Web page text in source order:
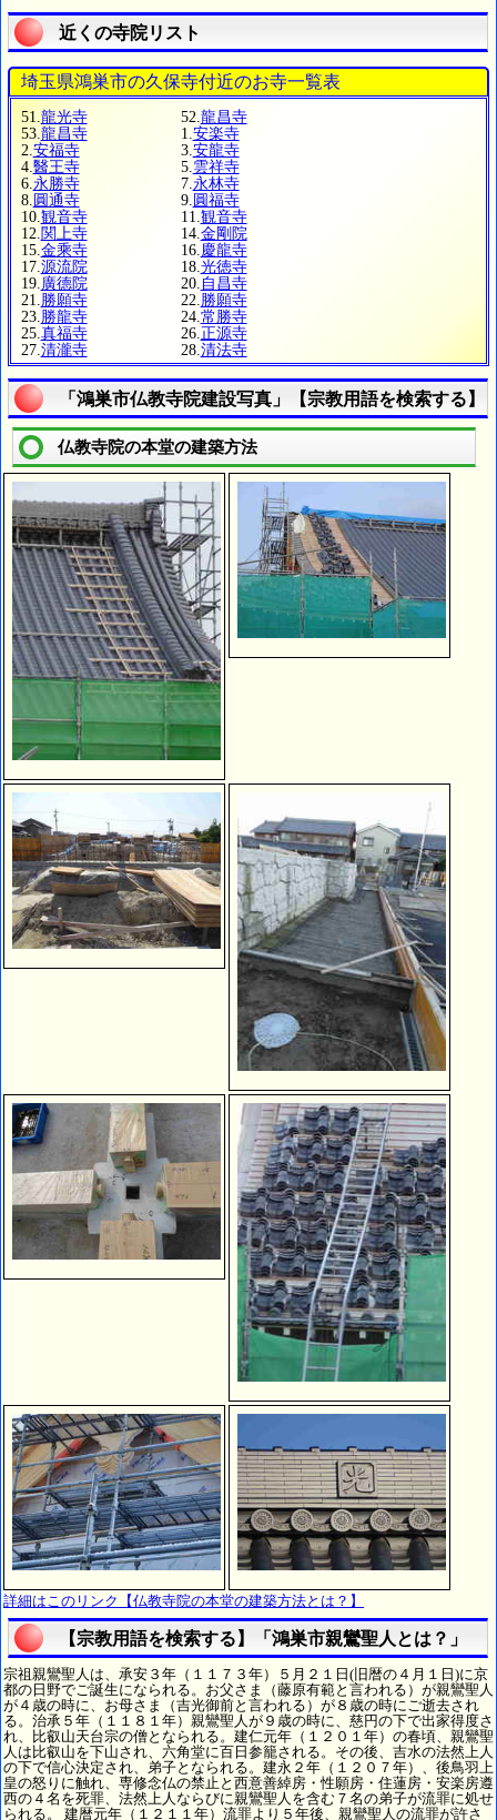
近くの寺院リスト
埼玉県鴻巣市の久保寺付近のお寺一覧表
51. 龍光寺 52. 龍昌寺
53. 龍昌寺 1. 安楽寺
2. 安福寺 3. 安龍寺
4. 醫王寺 5. 雲祥寺
6. 永勝寺 7. 永林寺
8. 圓通寺 9. 圓福寺
10. 観音寺 11. 観音寺
12. 関上寺 14. 金剛院
15. 金乘寺 16. 慶龍寺
17. 源流院 18. 光徳寺
19. 廣德院 20. 自昌寺
21. 勝願寺 22. 勝願寺
23. 勝龍寺 24. 常勝寺
25. 真福寺 26. 正源寺
27. 清瀧寺 28. 清法寺
「鴻巣市仏教寺院建設写真」【宗教用語を検索する】
仏教寺院の本堂の建築方法
詳細はこのリンク【仏教寺院の本堂の建築方法とは？】
【宗教用語を検索する】「鴻巣市親鸞聖人とは？」
宗祖親鸞聖人は、承安３年（１１７３年）５月２１日(旧暦の４月１日)に京
都の日野でご誕生になられる。お父さま（藤原有範と言われる）が親鸞聖人
が４歳の時に、お母さま（吉光御前と言われる）が８歳の時にご逝去され
る。治承５年（１１８１年）親鸞聖人が９歳の時に、慈円の下で出家得度さ
れ、比叡山天台宗の僧となられる。建仁元年（１２０１年）の春頃、親鸞聖
人は比叡山を下山され、六角堂に百日参籠される。その後、吉水の法然上人
の下で信心決定され、弟子となられる。建永２年（１２０７年）、後鳥羽上
皇の怒りに触れ、専修念仏の禁止と西意善綽房・性願房・住蓮房・安楽房遵
西の４名を死罪、法然上人ならびに親鸞聖人を含む７名の弟子が流罪に処せ
られる。 建暦元年（１２１１年）流罪より５年後、親鸞聖人の流罪が許さ